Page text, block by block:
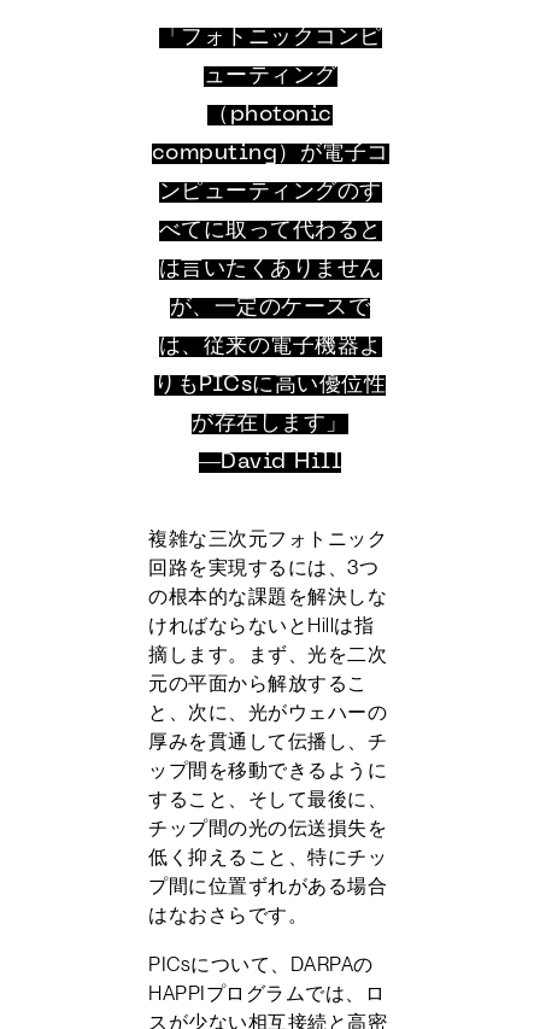
「フォトニックコンピ
ューティング
（photonic
computing）が電子コ
ンピューティングのす
べてに取って代わると
は言いたくありません
が、一定のケースで
は、従来の電子機器よ
りもPICsに高い優位性
が存在します」
―David Hill
複雑な三次元フォトニック
回路を実現するには、3つ
の根本的な課題を解決しな
ければならないとHillは指
摘します。まず、光を二次
元の平面から解放するこ
と、次に、光がウェハーの
厚みを貫通して伝播し、チ
ップ間を移動できるように
すること、そして最後に、
チップ間の光の伝送損失を
低く抑えること、特にチッ
プ間に位置ずれがある場合
はなおさらです。
PICsについて、DARPAの
HAPPIプログラムでは、ロ
スが少ない相互接続と高密